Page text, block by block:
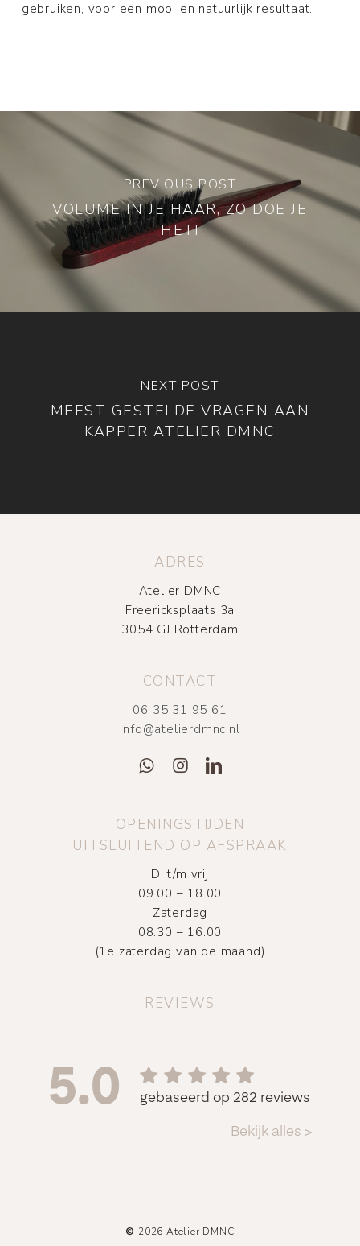
gebruiken, voor een mooi en natuurlijk resultaat.
PREVIOUS POST
VOLUME IN JE HAAR, ZO DOE JE
HET!
NEXT POST
MEEST GESTELDE VRAGEN AAN
KAPPER ATELIER DMNC
ADRES
Atelier DMNC
Freericksplaats 3a
3054 GJ Rotterdam
CONTACT
06 35 31 95 61
info@atelierdmnc.nl
OPENINGSTIJDEN
UITSLUITEND OP AFSPRAAK
Di t/m vrij
09.00 – 18.00
Zaterdag
08:30 – 16.00
(1e zaterdag van de maand)
REVIEWS
© 2026 Atelier DMNC